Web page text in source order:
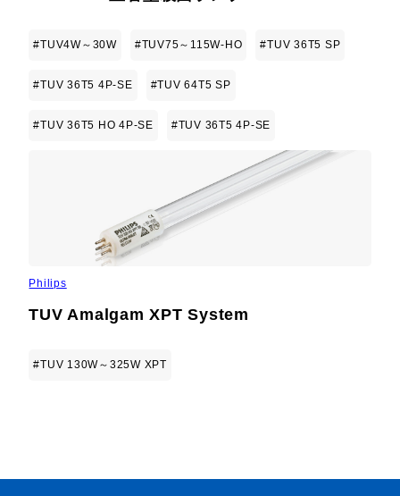
#TUV4W～30W #TUV75～115W-HO #TUV 36T5 SP
#TUV 36T5 4P-SE #TUV 64T5 SP
#TUV 36T5 HO 4P-SE #TUV 36T5 4P-SE
Philips
TUV Amalgam XPT System
#TUV 130W～325W XPT